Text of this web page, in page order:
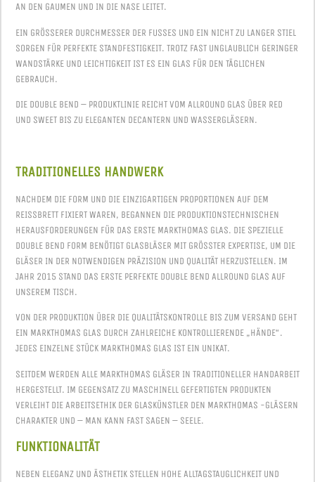
N DEN GAUMEN UND IN DIE NASE LEITET.
EIN GRÖSSERER DURCHMESSER DER FUSSES UND EIN NICHT ZU LANGER STIEL SO
RGEN FÜR PERFEKTE STANDFESTIGKEIT. TROTZ FAST UNGLAUBLICH GERINGER WA
NDSTÄRKE UND LEICHTIGKEIT IST ES EIN GLAS FÜR DEN TÄGLICHEN GE
BRAUCH.
DIE DOUBLE BEND – PRODUKTLINIE REICHT VOM ALLROUND GLAS ÜBER RED
UND SWEET BIS ZU ELEGANTEN DECANTERN UND WASSERGLÄSERN.
TRADITIONELLES HANDWERK
NACHDEM DIE FORM UND DIE EINZIGARTIGEN PROPORTIONEN AUF DEM
REISSBRETT FIXIERT WAREN, BEGANNEN DIE PRODUKTIONSTECHNISCHEN H
ERAUSFORDERUNGEN FÜR DAS ERSTE MARKTHOMAS GLAS. DIE SPEZIELLE D
OUBLE BEND FORM BENÖTIGT GLASBLÄSER MIT GRÖSSTER EXPERTISE, UM DIE GL
ÄSER IN DER NOTWENDIGEN PRÄZISION UND QUALITÄT HERZUSTELLEN. IM JA
HR 2015 STAND DAS ERSTE PERFEKTE DOUBLE BEND ALLROUND GLAS AUF UN
SEREM TISCH.
VON DER PRODUKTION ÜBER DIE QUALITÄTSKONTROLLE BIS ZUM VERSAND GEHT
EIN MARKTHOMAS GLAS DURCH ZAHLREICHE KONTROLLIERENDE „HÄNDE“.
JEDES EINZELNE STÜCK MARKTHOMAS GLAS IST EIN UNIKAT.
SEITDEM WERDEN ALLE MARKTHOMAS GLÄSER IN TRADITIONELLER HANDARBEIT
HERGESTELLT. IM GEGENSATZ ZU MASCHINELL GEFERTIGTEN PRODUKTEN
VERLEIHT DIE ARBEITSETHIK DER GLASKÜNSTLER DEN MARKTHOMAS -GLÄSERN
CHARAKTER UND – MAN KANN FAST SAGEN – SEELE.
FUNKTIONALITÄT
NEBEN ELEGANZ UND ÄSTHETIK STELLEN HOHE ALLTAGSTAUGLICHKEIT UND